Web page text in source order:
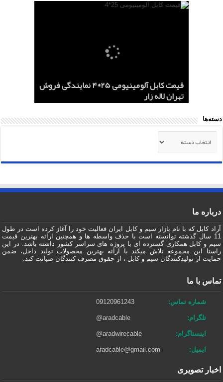
قیمت کابل آلومینیومی 25*4 نمایندگی فروش
تهران لاله زار
هادی آلومینیومی هوایی 50*1 AAC و AAAC
صادرات ماهان کابل
هادی هوایی آلومینیومی AAC و ACSR
صادرات به عراق + ماهان کابل امیر
کابل اردستان 2.5*3 لاستیکی نسوز لیست
قیمت روز
کابل 1.5*2 لاستیکی اردستان مرکز خرید
دسته‌ها
درباره ما
آراد کابل که با نام بازار سیم و کابل ایران فعالیت خود را آغاز کرده است در طول
11 سال گذشته توانسته است با حذف واسطه ها و همچنین ارائه بهترین قیمت
سیم و کابل همکاری گسترده ای با پروژه های سراسر کشور داشته باشد. در این
راستا این مجموعه تلاش میکند با ارائه بهترین محصولات تولید داخل، ضمن
حمایت از تولیدکنندگان سیم و کابل ، از حقوق مصرف کنندگان صیانت کند.
تماس با ما
شماره تماس: 09120961243
تلگرام: @aradcable
اینستاگرام: @aradwirecable
ایمیل: aradcable@gmail.com
اخبار تصویری